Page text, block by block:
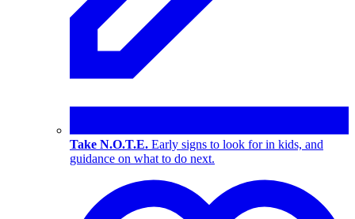
Take N.O.T.E. Early signs to look for in kids, and
guidance on what to do next.